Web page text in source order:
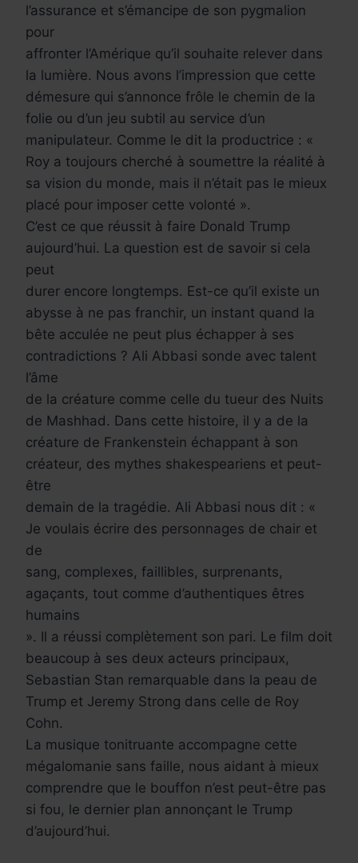
l’assurance et s’émancipe de son pygmalion
pour
affronter l’Amérique qu’il souhaite relever dans
la lumière. Nous avons l’impression que cette
démesure qui s’annonce frôle le chemin de la
folie ou d’un jeu subtil au service d’un
manipulateur. Comme le dit la productrice : «
Roy a toujours cherché à soumettre la réalité à
sa vision du monde, mais il n’était pas le mieux
placé pour imposer cette volonté ».
C’est ce que réussit à faire Donald Trump
aujourd’hui. La question est de savoir si cela
peut
durer encore longtemps. Est-ce qu’il existe un
abysse à ne pas franchir, un instant quand la
bête acculée ne peut plus échapper à ses
contradictions ? Ali Abbasi sonde avec talent
l’âme
de la créature comme celle du tueur des Nuits
de Mashhad. Dans cette histoire, il y a de la
créature de Frankenstein échappant à son
créateur, des mythes shakespeariens et peut-
être
demain de la tragédie. Ali Abbasi nous dit : «
Je voulais écrire des personnages de chair et
de
sang, complexes, faillibles, surprenants,
agaçants, tout comme d’authentiques êtres
humains
». Il a réussi complètement son pari. Le film doit
beaucoup à ses deux acteurs principaux,
Sebastian Stan remarquable dans la peau de
Trump et Jeremy Strong dans celle de Roy
Cohn.
La musique tonitruante accompagne cette
mégalomanie sans faille, nous aidant à mieux
comprendre que le bouffon n’est peut-être pas
si fou, le dernier plan annonçant le Trump
d’aujourd’hui.